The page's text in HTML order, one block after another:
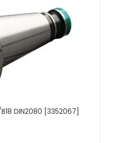
DIN2080 [3352067]